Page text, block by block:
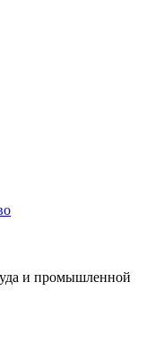
и промышленной